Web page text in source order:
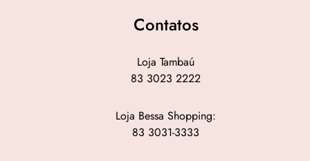
Contatos
Loja Tambaú
83 3023 2222
Loja Bessa Shopping:
83 3031-3333